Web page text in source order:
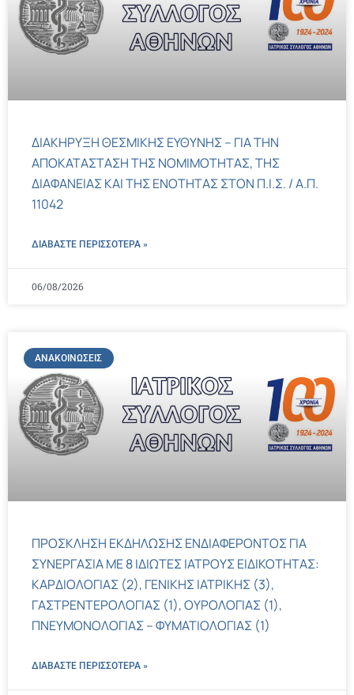
ΔΙΑΚΗΡΥΞΗ ΘΕΣΜΙΚΗΣ ΕΥΘΥΝΗΣ – ΓΙΑ ΤΗΝ
ΑΠΟΚΑΤΑΣΤΑΣΗ ΤΗΣ ΝΟΜΙΜΟΤΗΤΑΣ, ΤΗΣ
ΔΙΑΦΑΝΕΙΑΣ ΚΑΙ ΤΗΣ ΕΝΟΤΗΤΑΣ ΣΤΟΝ Π.Ι.Σ. / Α.Π.
11042
ΔΙΑΒΑΣΤΕ ΠΕΡΙΣΣΌΤΕΡΑ »
06/08/2026
ΑΝΑΚΟΙΝΏΣΕΙΣ
ΠΡΟΣΚΛΗΣΗ ΕΚΔΗΛΩΣΗΣ ΕΝΔΙΑΦΕΡΟΝΤΟΣ ΓΙΑ
ΣΥΝΕΡΓΑΣΙΑ ΜΕ 8 ΙΔΙΩΤΕΣ ΙΑΤΡΟΥΣ ΕΙΔΙΚΟΤΗΤΑΣ:
ΚΑΡΔΙΟΛΟΓΙΑΣ (2), ΓΕΝΙΚΗΣ ΙΑΤΡΙΚΗΣ (3),
ΓΑΣΤΡΕΝΤΕΡΟΛΟΓΙΑΣ (1), ΟΥΡΟΛΟΓΙΑΣ (1),
ΠΝΕΥΜΟΝΟΛΟΓΙΑΣ – ΦΥΜΑΤΙΟΛΟΓΙΑΣ (1)
ΔΙΑΒΑΣΤΕ ΠΕΡΙΣΣΌΤΕΡΑ »